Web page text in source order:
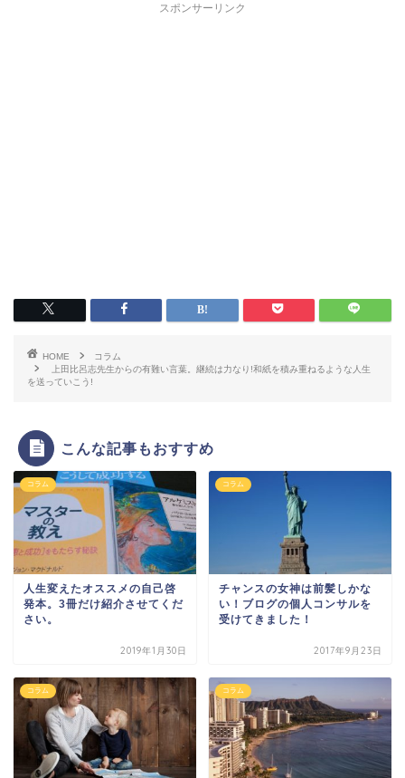
スポンサーリンク
HOME
コラム
上田比呂志先生からの有難い言葉。継続は力なり!和紙を積み重ねるような人生
を送っていこう!
こんな記事もおすすめ
コラム
人生変えたオススメの自己啓
発本。3冊だけ紹介させてくだ
さい。
2019年1月30日
コラム
チャンスの女神は前髪しかな
い！ブログの個人コンサルを
受けてきました！
2017年9月23日
コラム コラム